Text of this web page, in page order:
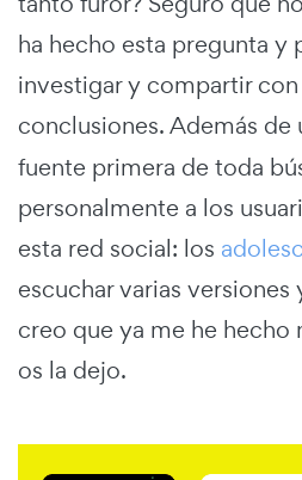
ha hecho esta pregunta y
investigar y compartir
conclusiones. Además de
fuente primera de toda
personalmente a los
esta red social: los
escuchar varias
creo que ya me he hecho
os la dejo.